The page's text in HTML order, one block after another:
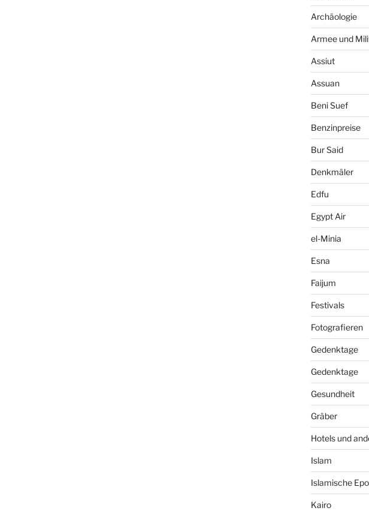
Archäologie
Armee und
Assiut
Assuan
Beni Suef
Benzinpreise
Bur Said
Denkmäler
Edfu
Egypt Air
el-Minia
Esna
Faijum
Festivals
Fotografieren
Gedenktage
Gedenktage
Gesundheit
Gräber
Hotels und
Islam
Islamische
Kairo